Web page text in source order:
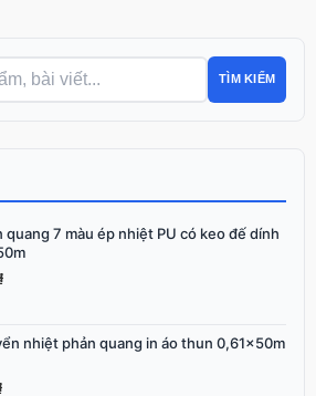
TÌM KIẾM
quang 7 màu ép nhiệt PU có keo đế dính
nhiệt phản quang in áo thun 0,61x50m